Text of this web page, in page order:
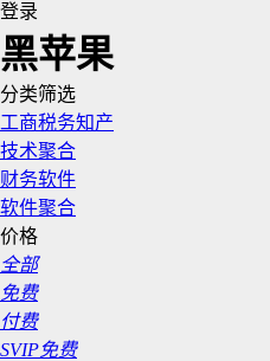
登录
黑苹果
分类筛选
工商税务知产
技术聚合
财务软件
软件聚合
价格
全部
免费
付费
SVIP免费